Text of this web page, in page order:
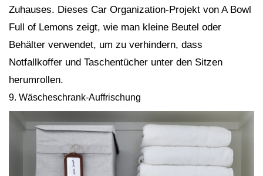
Zuhauses. Dieses Car Organization-Projekt von A Bowl
Full of Lemons zeigt, wie man kleine Beutel oder
Behälter verwendet, um zu verhindern, dass
Notfallkoffer und Taschentücher unter den Sitzen
herumrollen.
9. Wäscheschrank-Auffrischung